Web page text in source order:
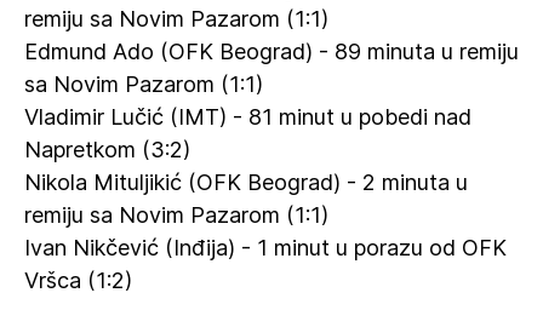
remiju sa Novim Pazarom (1:1)
Edmund Ado (OFK Beograd) - 89 minuta u remiju
sa Novim Pazarom (1:1)
Vladimir Lučić (IMT) - 81 minut u pobedi nad
Napretkom (3:2)
Nikola Mituljikić (OFK Beograd) - 2 minuta u
remiju sa Novim Pazarom (1:1)
Ivan Nikčević (Inđija) - 1 minut u porazu od OFK
Vršca (1:2)